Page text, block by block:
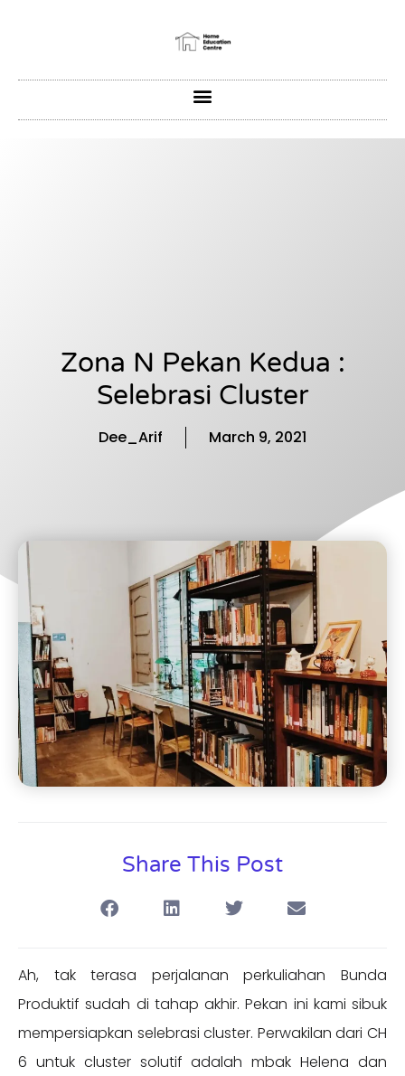
Zona N Pekan Kedua :
Selebrasi Cluster
Dee_Arif March 9, 2021
Share This Post
Ah, tak terasa perjalanan perkuliahan Bunda
Produktif sudah di tahap akhir. Pekan ini kami sibuk
mempersiapkan selebrasi cluster. Perwakilan dari CH
6 untuk cluster solutif adalah mbak Helena dan